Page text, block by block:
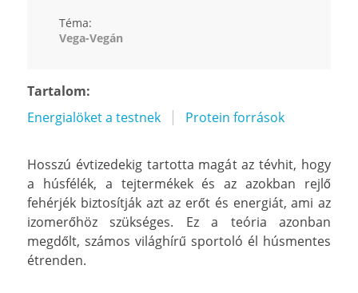
Téma:
Vega-Vegán
Tartalom:
Energialöket a testnek
Protein források
Hosszú évtizedekig tartotta magát az tévhit, hogy
a húsfélék, a tejtermékek és az azokban rejlő
fehérjék biztosítják azt az erőt és energiát, ami az
izomerőhöz szükséges. Ez a teória azonban
megdőlt, számos világhírű sportoló él húsmentes
étrenden.